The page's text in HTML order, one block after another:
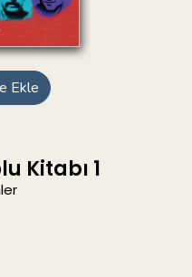
Ekle
Kitabı 1